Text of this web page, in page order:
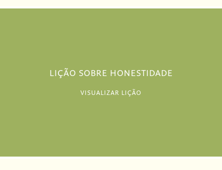
LIÇÃO SOBRE HONESTIDADE
VISUALIZAR LIÇÃO